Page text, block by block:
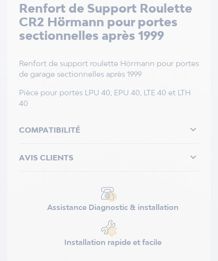
Renfort de Support Roulette
CR2 Hörmann pour portes
sectionnelles après 1999
Renfort de support roulette Hörmann pour portes
de garage sectionnelles après 1999
Pièce pour portes LPU 40, EPU 40, LTE 40 et LTH
40
COMPATIBILITÉ 
AVIS CLIENTS 
Assistance Diagnostic & installation
Installation rapide et facile